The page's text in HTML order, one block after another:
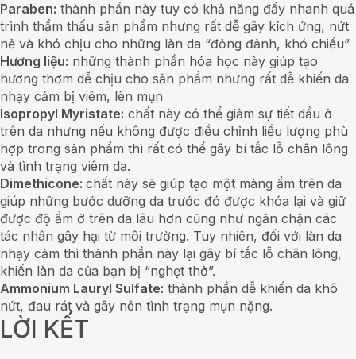
Paraben: thành phần này tuy có khả năng đẩy nhanh quá
trình thẩm thấu sản phẩm nhưng rất dễ gây kích ứng, nứt
nẻ và khó chịu cho những làn da “đỏng đảnh, khó chiều”
Hương liệu: những thành phần hóa học này giúp tạo
hương thơm dễ chịu cho sản phẩm nhưng rất dễ khiến da
nhạy cảm bị viêm, lên mụn
Isopropyl Myristate: chất này có thể giảm sự tiết dầu ở
trên da nhưng nếu không được điều chỉnh liều lượng phù
hợp trong sản phẩm thì rất có thể gây bí tắc lỗ chân lông
và tình trạng viêm da.
Dimethicone: chất này sẽ giúp tạo một màng ẩm trên da
giúp những bước dưỡng da trước đó được khóa lại và giữ
được độ ẩm ở trên da lâu hơn cũng như ngăn chặn các
tác nhân gây hại từ môi trường. Tuy nhiên, đối với làn da
nhạy cảm thì thành phần này lại gây bí tắc lỗ chân lông,
khiến làn da của bạn bị “nghẹt thở”.
Ammonium Lauryl Sulfate: thành phần dễ khiến da khô
nứt, đau rát và gây nên tình trạng mụn nặng.
LỜI KẾT